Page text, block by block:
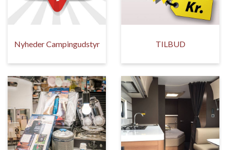
Nyheder Campingudstyr TILBUD